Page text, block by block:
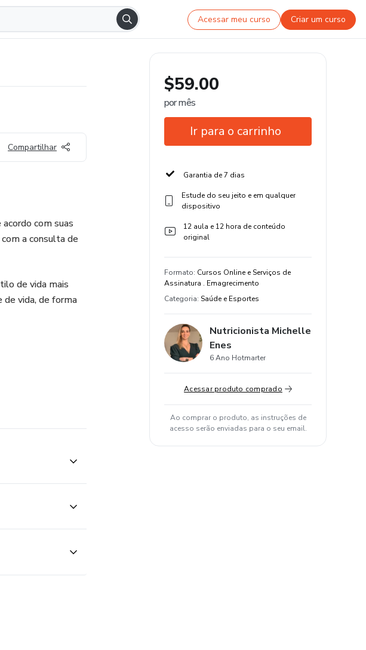
Acessar meu curso Criar um curso
Compartilhar
com suas
a consulta de
de vida mais
de vida, de forma
$59.00
por mês
Ir para o carrinho
Garantia de 7 dias
Estude do seu jeito e em qualquer
dispositivo
12 aula e 12 hora de conteúdo
original
Formato: Cursos Online e Serviços de
Assinatura . Emagrecimento
Categoria: Saúde e Esportes
Nutricionista Michelle
Enes
6 Ano Hotmarter
Acessar produto comprado
Ao comprar o produto, as instruções de
acesso serão enviadas para o seu email.